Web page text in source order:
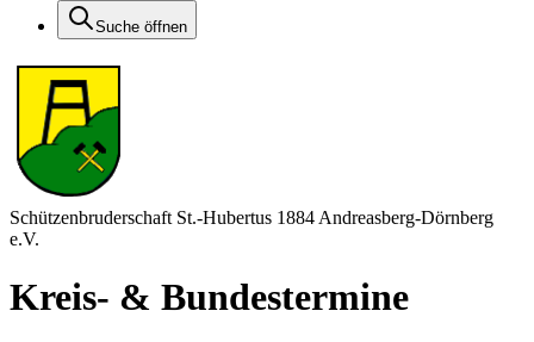
Suche öffnen
Schützenbruderschaft St.-Hubertus 1884 Andreasberg-Dörnberg
e.V.
Kreis- & Bundestermine